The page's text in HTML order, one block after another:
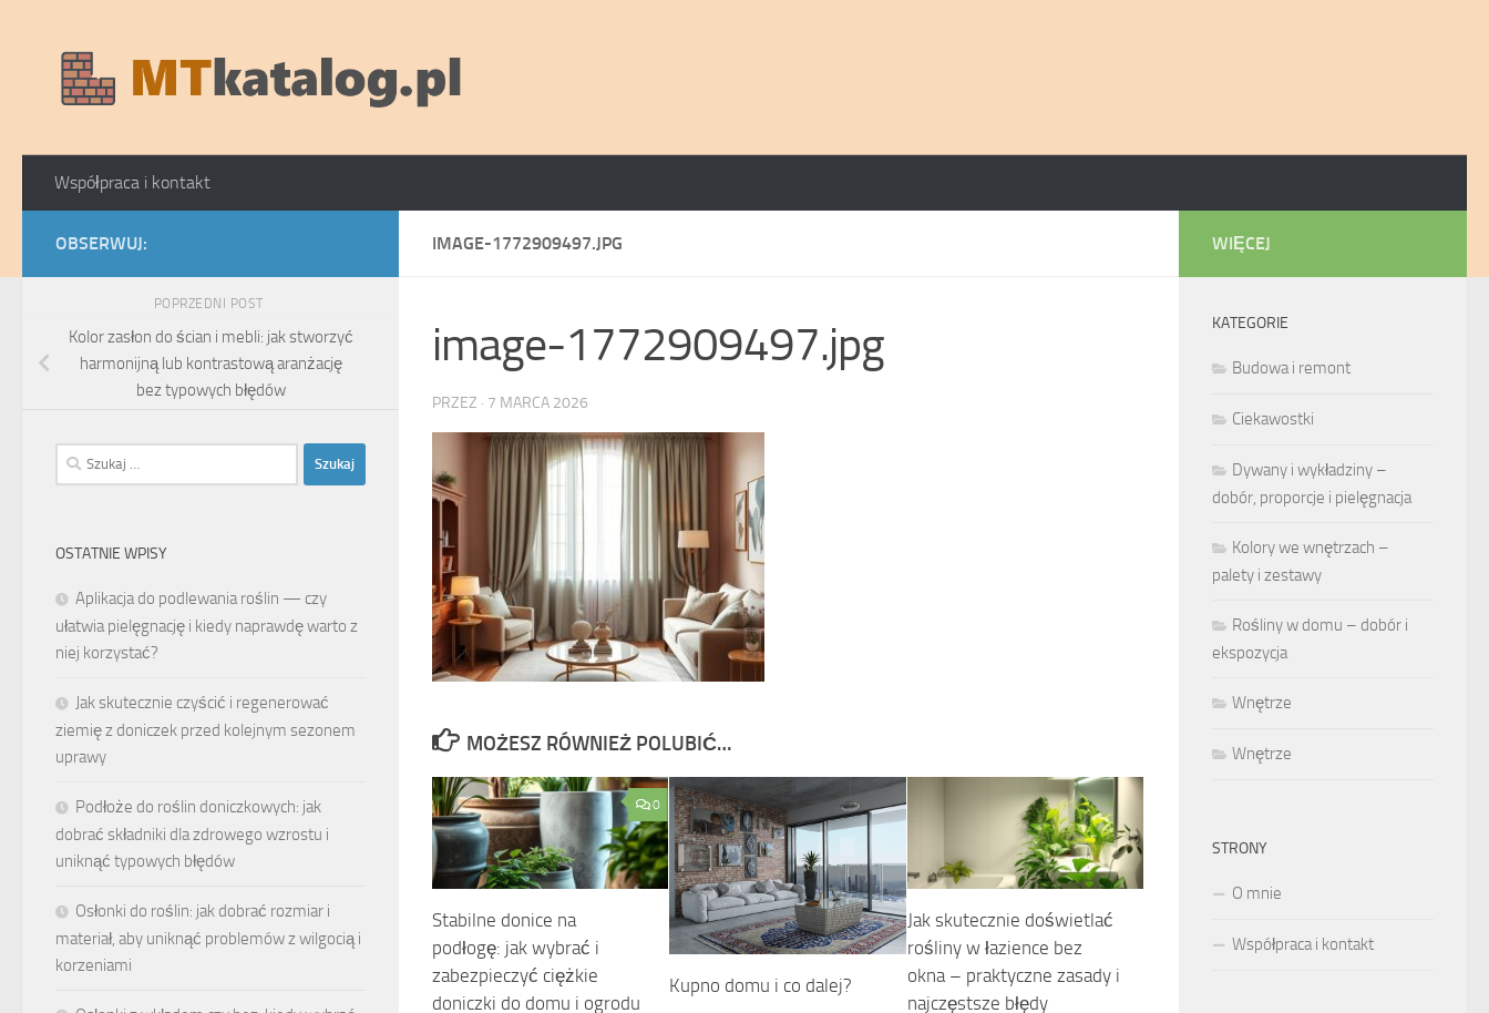
Współpraca i kontakt
IMAGE-1772909497.JPG
image-1772909497.jpg
PRZEZ · 7 MARCA 2026
MOŻESZ RÓWNIEŻ POLUBIĆ…
0
Stabilne donice na
podłogę: jak wybrać i
zabezpieczyć ciężkie
doniczki do domu i ogrodu
Kupno domu i co dalej?
Jak skutecznie doświetlać
rośliny w łazience bez
okna – praktyczne zasady i
najczęstsze błędy
OBSERWUJ:
POPRZEDNI POST
Kolor zasłon do ścian i mebli: jak stworzyć
harmonijną lub kontrastową aranżację
bez typowych błędów
Szukaj:
OSTATNIE WPISY
Aplikacja do podlewania roślin — czy
ułatwia pielęgnację i kiedy naprawdę warto z
niej korzystać?
Jak skutecznie czyścić i regenerować
ziemię z doniczek przed kolejnym sezonem
uprawy
Podłoże do roślin doniczkowych: jak
dobrać składniki dla zdrowego wzrostu i
uniknąć typowych błędów
Osłonki do roślin: jak dobrać rozmiar i
materiał, aby uniknąć problemów z wilgocią i
korzeniami
WIĘCEJ
KATEGORIE
Budowa i remont
Ciekawostki
Dywany i wykładziny –
dobór, proporcje i pielęgnacja
Kolory we wnętrzach –
palety i zestawy
Rośliny w domu – dobór i
ekspozycja
Wnętrze
Wnętrze
STRONY
O mnie
Współpraca i kontakt